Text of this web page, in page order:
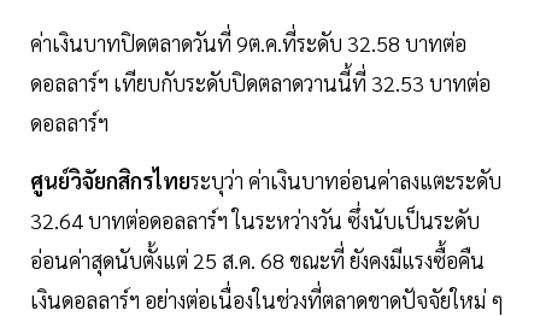
ค่าเงินบาทปิดตลาดวันที่ 9ต.ค.ที่ระดับ 32.58 บาทต่อ
ดอลลาร์ฯ เทียบกับระดับปิดตลาดวานนี้ที่ 32.53 บาทต่อ
ดอลลาร์ฯ
ศูนย์วิจัยกสิกรไทยระบุว่า ค่าเงินบาทอ่อนค่าลงแตะระดับ
32.64 บาทต่อดอลลาร์ฯ ในระหว่างวัน ซึ่งนับเป็นระดับ
อ่อนค่าสุดนับตั้งแต่ 25 ส.ค. 68 ขณะที่ ยังคงมีแรงซื้อคืน
เงินดอลลาร์ฯ อย่างต่อเนื่องในช่วงที่ตลาดขาดปัจจัยใหม่ ๆ